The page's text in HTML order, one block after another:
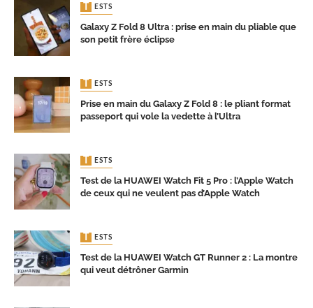
TESTS
Galaxy Z Fold 8 Ultra : prise en main du pliable que
son petit frère éclipse
TESTS
Prise en main du Galaxy Z Fold 8 : le pliant format
passeport qui vole la vedette à l’Ultra
TESTS
Test de la HUAWEI Watch Fit 5 Pro : l’Apple Watch
de ceux qui ne veulent pas d’Apple Watch
TESTS
Test de la HUAWEI Watch GT Runner 2 : La montre
qui veut détrôner Garmin